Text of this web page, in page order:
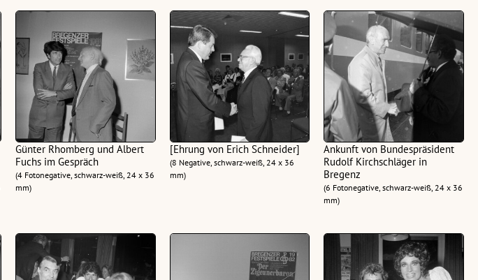
Günter Rhomberg und Albert
Fuchs im Gespräch
(4 Fotonegative, schwarz-weiß, 24 x 36
mm)
[Ehrung von Erich Schneider]
(8 Negative, schwarz-weiß, 24 x 36
mm)
Ankunft von Bundespräsident
Rudolf Kirchschläger in
Bregenz
(6 Fotonegative, schwarz-weiß, 24 x 36
mm)